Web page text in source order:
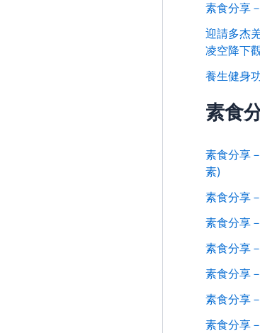
素食分享
迎請多杰
凌空降下
養生健身
素食
素食分享
素)
素食分享
素食分享
素食分享
素食分享
素食分享
素食分享